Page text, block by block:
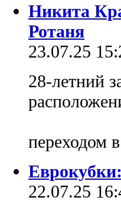
Никита
Ротаня
23.07.25
28-летний
переходом
22.07.25